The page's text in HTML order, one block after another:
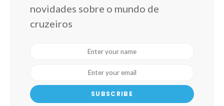
novidades sobre o mundo de
cruzeiros
SUBSCRIBE